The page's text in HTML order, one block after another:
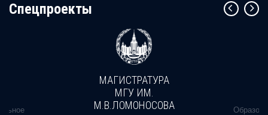
Cпецпроекты
МАГИСТРАТУРА
МГУ ИМ.
М.В.ЛОМОНОСОВА